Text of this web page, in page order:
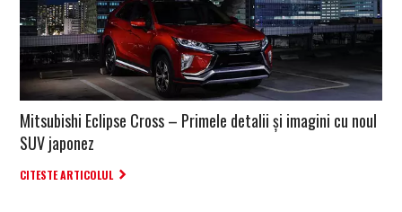
Mitsubishi Eclipse Cross – Primele detalii și imagini cu noul
SUV japonez
CITESTE ARTICOLUL